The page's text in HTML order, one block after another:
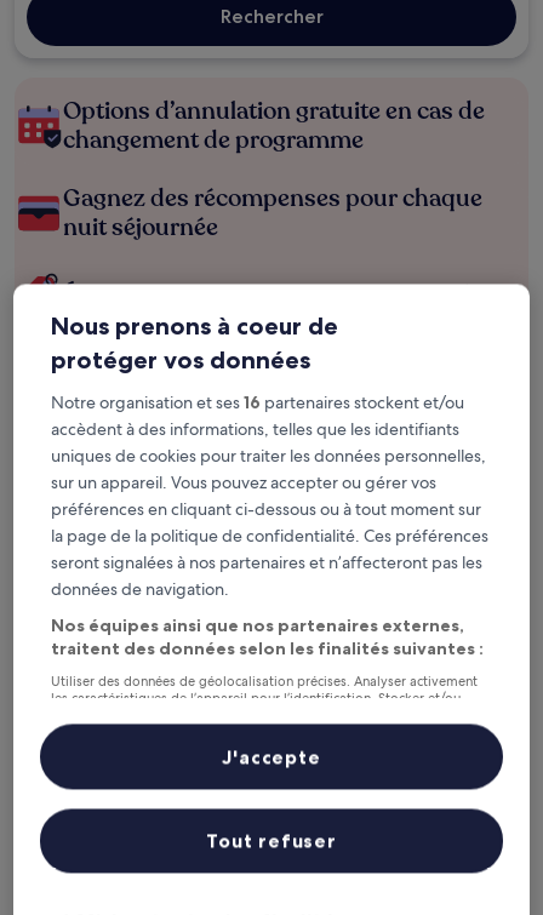
Rechercher
Options d’annulation gratuite en cas de
changement de programme
Gagnez des récompenses pour chaque
nuit séjournée
Économisez plus grâce aux Prix membres
Consultez les prix pour ces dates
Ce soir
6 août - 7 août
Demain
7 août - 8 août
Ce week-end
7 août - 9 août
Le week-end prochain
14 août - 16 août
Police Routière : les 5 meilleurs
hôtels en un coup d’œil
Link Araranguá — Jardin des Avenues, à 6,4 km de : Police
Routière. Hôtel 3 étoiles. Avis voyageurs : 9,0/10 — Merveilleux.
Hôtel 3 étoiles. Avis voyageurs : 7,8/10 — Bien.
— À 21 km de : Police Routière. Hôtel
3 étoiles. Avis voyageurs : 8,4/10 — Très bien.
Recommandés
Prix (croissant)
Où séjourner à Police Routière ?
Nous prenons à coeur de
protéger vos données
Notre organisation et ses16 partenaires stockent et/ou
accèdent à des informations, telles que les identifiants
uniques de cookies pour traiter les données personnelles,
sur un appareil. Vous pouvez accepter ou gérer vos
préférences en cliquant ci-dessous ou à tout moment sur
la page de la politique de confidentialité. Ces préférences
seront signalées à nos partenaires et n’affecteront pas les
données de navigation.
Nos équipes ainsi que nos partenaires externes,
traitent des données selon les finalités suivantes :
Utiliser des données de géolocalisation précises. Analyser activement
les caractéristiques de l’appareil pour l’identification. Stocker et/ou
personnalisés, mesure de performance des publicités et du contenu,
études d’audience et développement de services.
Liste de nos partenaires (fournisseurs)
Tout refuser
J'accepte